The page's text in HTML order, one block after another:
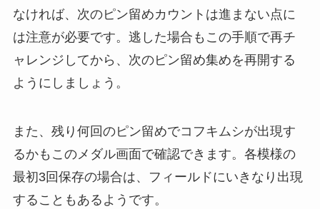
なければ、次のピン留めカウントは進まない点に
は注意が必要です。逃した場合もこの手順で再チ
ャレンジしてから、次のピン留め集めを再開する
ようにしましょう。
また、残り何回のピン留めでコフキムシが出現す
るかもこのメダル画面で確認できます。各模様の
最初3回保存の場合は、フィールドにいきなり出現
することもあるようです。